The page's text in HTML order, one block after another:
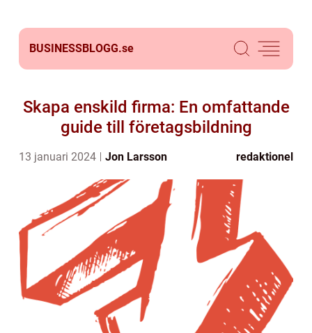
BUSINESSBLOGG.se
Skapa enskild firma: En omfattande
guide till företagsbildning
13 januari 2024 Jon Larsson redaktionel